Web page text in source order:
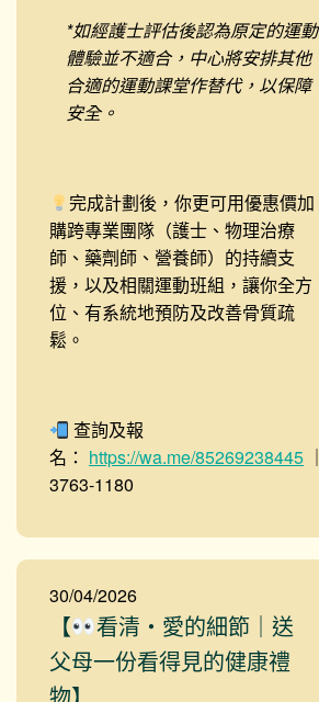
*如經護士評估後認為原定的運動
體驗並不適合，中心將安排其他
合適的運動課堂作替代，以保障
安全。
完成計劃後，你更可用優惠價加
購跨專業團隊（護士、物理治療
師、藥劑師、營養師）的持續支
援，以及相關運動班組，讓你全方
位、有系統地預防及改善骨質疏
鬆。
查詢及報
名： https://wa.me/85269238445 ｜
3763-1180
30/04/2026
【
看清・愛的細節｜送
父母一份看得見的健康禮